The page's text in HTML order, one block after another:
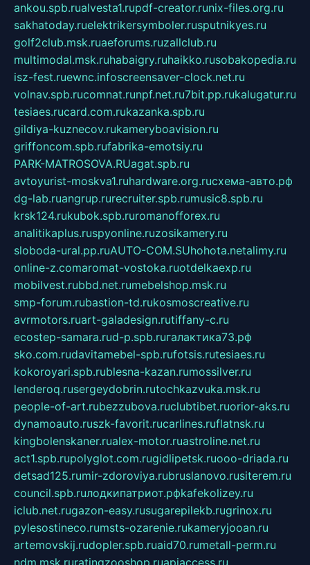
ankou.spb.rualvesta1.rupdf-creator.runix-files.org.ru
sakhatoday.ruelektrikersymboler.rusputnikyes.ru
golf2club.msk.ruaeforums.ruzallclub.ru
multimodal.msk.ruhabaigry.ruhaikko.rusobakopedia.ru
isz-fest.ruewnc.infoscreensaver-clock.net.ru
volnav.spb.rucomnat.runpf.net.ru7bit.pp.rukalugatur.ru
tesiaes.rucard.com.rukazanka.spb.ru
gildiya-kuznecov.rukameryboavision.ru
griffoncom.spb.rufabrika-emotsiy.ru
PARK-MATROSOVA.RUagat.spb.ru
avtoyurist-moskva1.ruhardware.org.ruсхема-авто.рф
dg-lab.ruangrup.rurecruiter.spb.rumusic8.spb.ru
krsk124.rukubok.spb.ruromanofforex.ru
analitikaplus.ruspyonline.ruzosikamery.ru
sloboda-ural.pp.ruAUTO-COM.SUhohota.netalimy.ru
online-z.comaromat-vostoka.ruotdelkaexp.ru
mobilvest.rubbd.net.rumebelshop.msk.ru
smp-forum.rubastion-td.rukosmoscreative.ru
avrmotors.ruart-galadesign.rutiffany-c.ru
ecostep-samara.rud-p.spb.ruгалактика73.рф
sko.com.rudavitamebel-spb.rufotsis.rutesiaes.ru
kokoroyari.spb.rublesna-kazan.rumossilver.ru
lenderoq.rusergeydobrin.rutochkazvuka.msk.ru
people-of-art.rubezzubova.ruclubtibet.ruorior-aks.ru
dynamoauto.ruszk-favorit.rucarlines.ruflatnsk.ru
kingbolenskaner.rualex-motor.ruastroline.net.ru
act1.spb.rupolyglot.com.rugidlipetsk.ruooo-driada.ru
detsad125.rumir-zdoroviya.rubruslanovo.rusiterem.ru
council.spb.ruлодкипатриот.рфkafekolizey.ru
iclub.net.rugazon-easy.rusugarepilekb.rugrinox.ru
pylesostineco.rumsts-ozarenie.rukameryjooan.ru
artemovskij.rudopler.spb.ruaid70.rumetall-perm.ru
ndm.msk.ruratingzooshop.ruapiaccess.ru